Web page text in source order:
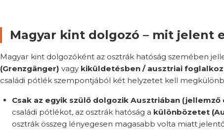
Magyar kint dolgozó – mit jelent
Magyar kint dolgozóként az osztrák hatóság szemében
(Grenzgänger) vagy kiküldetésben / ausztriai
családi pótlék szempontjából két helyzetet kell
Csak az egyik szülő dolgozik Ausztriában (jellemző
családi pótlékot, az osztrák hatóság a különbözetet
osztrák összeg lényegesen magasabb volta miatt